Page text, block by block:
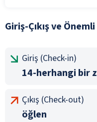
Giriş-Çıkış ve
Giriş (Check-in)
14-herhangi bir
Çıkış (Check-out)
öğlen